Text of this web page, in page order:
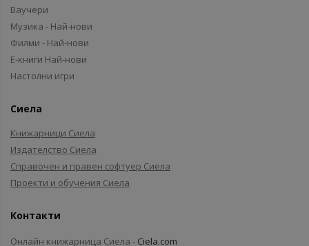
Ваучери
Музика - Най-нови
Филми - Най-нови
Е-книги Най-нови
Настолни игри
Сиела
Книжарници Сиела
Издателство Сиела
Справочен и правен софтуер Сиела
Проекти и обучения Сиела
Контакти
Онлайн книжарница Сиела - Ciela.com